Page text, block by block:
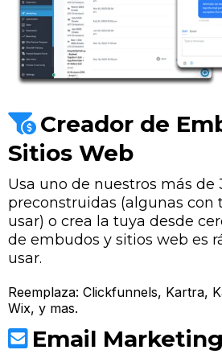
Creador de
Sitios Web
Usa uno de nuestros más de
preconstruidas (algunas con
usar) o crea la tuya desde
de embudos y sitios web es
usar.
Reemplaza: Clickfunnels, Kartra,
Wix, y mas.
Email Marketing